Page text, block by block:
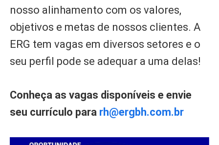
nosso alinhamento com os valores,
objetivos e metas de nossos clientes. A
ERG tem vagas em diversos setores e o
seu perfil pode se adequar a uma delas!
Conheça as vagas disponíveis e envie
seu currículo para rh@ergbh.com.br